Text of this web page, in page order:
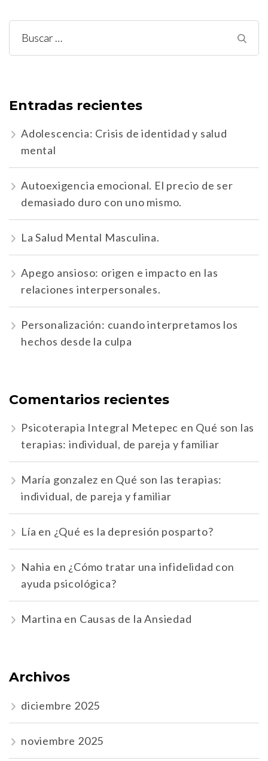
Buscar:
Entradas recientes
Adolescencia: Crisis de identidad y salud
mental
Autoexigencia emocional. El precio de ser
demasiado duro con uno mismo.
La Salud Mental Masculina.
Apego ansioso: origen e impacto en las
relaciones interpersonales.
Personalización: cuando interpretamos los
hechos desde la culpa
Comentarios recientes
Psicoterapia Integral Metepec en Qué son las
terapias: individual, de pareja y familiar
María gonzalez en Qué son las terapias:
individual, de pareja y familiar
Lía en ¿Qué es la depresión posparto?
Nahia en ¿Cómo tratar una infidelidad con
ayuda psicológica?
Martina en Causas de la Ansiedad
Archivos
diciembre 2025
noviembre 2025